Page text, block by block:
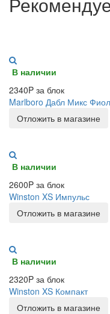
В наличии
2340P за блок
Marlboro Дабл Микс
Отложить в магазине
В наличии
2600P за блок
Winston XS Импульс
Отложить в магазине
В наличии
2320P за блок
Winston XS Компакт
Отложить в магазине